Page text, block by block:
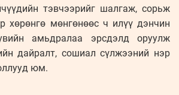
тэвчээрийг шалгаж, сорьж
хөрөнгө мөнгөнөөс ч илүү дэнчин
амьдралаа эрсдэлд оруулж
дайралт, сошиал сүлжээний нэр
юм.